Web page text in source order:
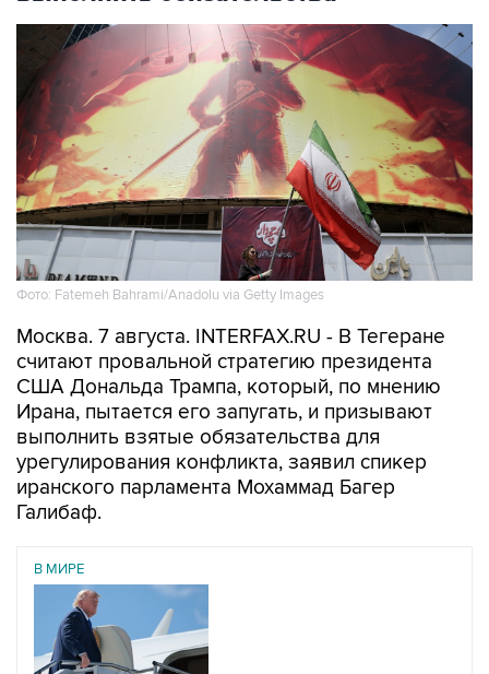
Фото: Fatemeh Bahrami/Anadolu via Getty Images
Москва. 7 августа. INTERFAX.RU - В Тегеране
считают провальной стратегию президента
США Дональда Трампа, который, по мнению
Ирана, пытается его запугать, и призывают
выполнить взятые обязательства для
урегулирования конфликта, заявил спикер
иранского парламента Мохаммад Багер
Галибаф.
В МИРЕ